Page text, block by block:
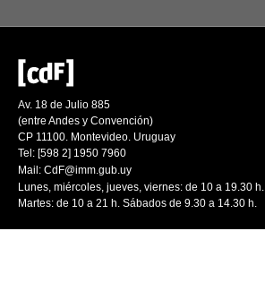
Av. 18 de Julio 885
(entre Andes y Convención)
CP 11100. Montevideo. Uruguay
Tel: [598 2] 1950 7960
Mail: CdF@imm.gub.uy
Lunes, miércoles, jueves, viernes: de 10 a 19.30 h.
Martes: de 10 a 21 h. Sábados de 9.30 a 14.30 h.